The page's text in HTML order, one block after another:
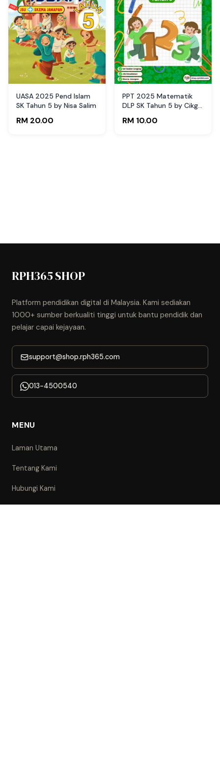
UASA 2025 Pend Islam
SK Tahun 5 by Nisa Salim
RM 20.00
PPT 2025 Matematik
DLP SK Tahun 5 by Cikgu
RM 10.00
RPH365 SHOP
Platform pendidikan digital di Malaysia. Kami sediakan
1000+ sumber berkualiti tinggi untuk bantu pendidik dan
pelajar capai kejayaan.
support@shop.rph365.com
013-4500540
MENU
Laman Utama
Tentang Kami
Hubungi Kami